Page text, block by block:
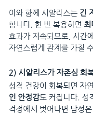
이와 함께 시알리스는 긴
합니다. 한 번 복용하면 최
효과가 지속되므로, 시간
자연스럽게 관계를 가질
2) 시알리스가 자존심 회
성적 건강이 회복되면 자
인 안정감도 커집니다. 성
걱정에서 벗어나면 남성은